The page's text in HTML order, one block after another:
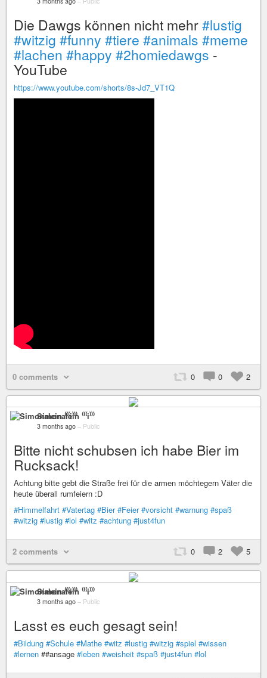
Die Dawgs können nicht mehr#lustig
#witzig #funny #tiere #animals #meme
#lachen #happy #2homiedawgs -
YouTube
https://www.youtube.com/shorts/8s-Jd7_VT1Q
0 comments 0 0 2
Simonalein ⁽⁽⁽i⁾⁾⁾
3 months ago – Public
Bitte nicht schubsen ich habe Bier im
Rucksack!
Achtung bitte gebt die Straße frei für die armen möchtegern Väter die
heute überall rumfeiern :D
#Himmelfahrt #Vatertag #Bier #Feier #vorsicht #warnung #spaß
#witzig #lustig #lol #witz #achtung #just4fun
2 comments 0 2 5
Simonalein ⁽⁽⁽i⁾⁾⁾
3 months ago – Public
Lasst es euch gesagt sein!
#Bildung #Schule #Mathe #witz #lustig #witzig #spiel #wissen
#lernen ##ansage #leben #weisheit #spaß #just4fun #lol